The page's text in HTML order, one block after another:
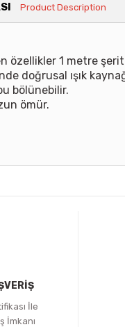
Product Description
özellikler 1 metre
doğrusal ışık
bölünebilir.
ömür.
Kontrol Ünitesi
İle
İmkanı